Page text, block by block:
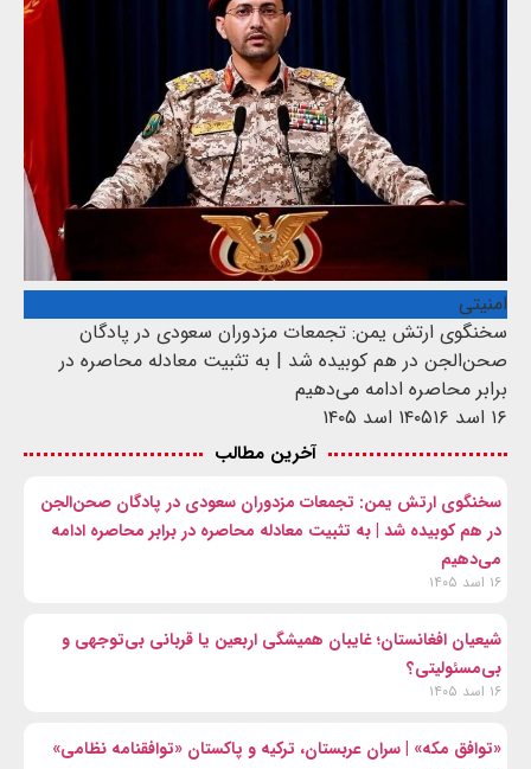
امنیتی
سخنگوی ارتش یمن: تجمعات مزدوران سعودی در پادگان
صحن‌الجن در هم کوبیده شد | به تثبیت معادله محاصره در
برابر محاصره ادامه می‌دهیم
۱۶ اسد ۱۴۰۵
۱۶ اسد ۱۴۰۵
آخرین مطالب
سخنگوی ارتش یمن: تجمعات مزدوران سعودی در پادگان صحن‌الجن
در هم کوبیده شد | به تثبیت معادله محاصره در برابر محاصره ادامه
می‌دهیم
۱۶ اسد ۱۴۰۵
شیعیان افغانستان؛ غایبان همیشگی اربعین یا قربانی بی‌توجهی و
بی‌مسئولیتی؟
۱۶ اسد ۱۴۰۵
«توافق مکه» | سران عربستان، ترکیه و پاکستان «توافقنامه نظامی»